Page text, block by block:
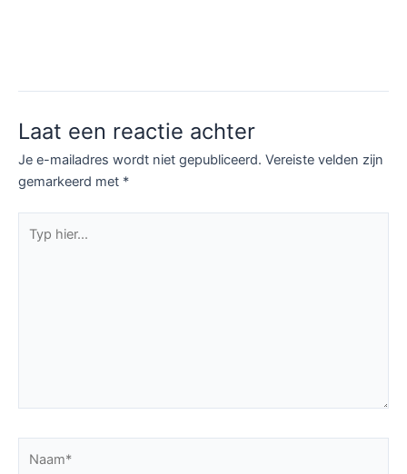
Laat een reactie achter
Je e-mailadres wordt niet gepubliceerd. Vereiste velden zijn
gemarkeerd met *
hier...